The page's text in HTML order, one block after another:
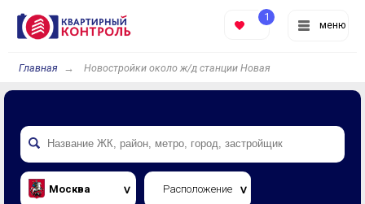
меню
1
Главная Новостройки около ж/д станции Новая
Москва Расположение